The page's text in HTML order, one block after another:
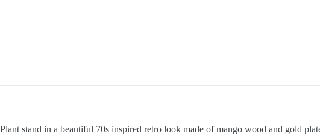
Plant stand in a beautiful 70s inspired retro look made of mango wood and gold